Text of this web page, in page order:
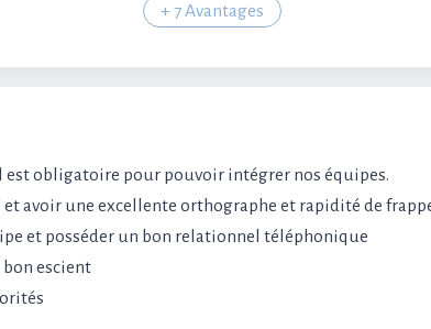
+ 7 Avantages
est obligatoire pour pouvoir intégrer nos équipes.
avoir une excellente orthographe et rapidité de
et posséder un bon relationnel téléphonique
bon escient